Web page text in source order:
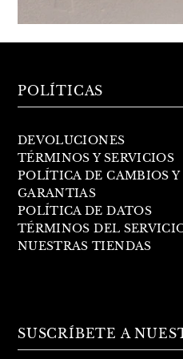
POLÍTICAS
DEVOLUCIONES
TÉRMINOS Y SERVICIOS
POLÍTICA DE CAMBIOS Y
GARANTIAS
POLÍTICA DE DATOS
TÉRMINOS DEL
NUESTRAS TIENDAS
SUSCRÍBETE A